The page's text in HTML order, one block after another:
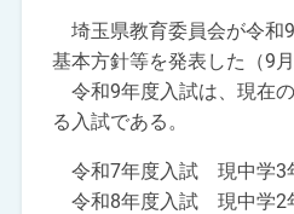
埼玉県教育委員会が令和
基本方針等を発表した（9月
令和9年度入試は、現在
る入試である。
令和7年度入試 現中学3
令和8年度入試 現中学2